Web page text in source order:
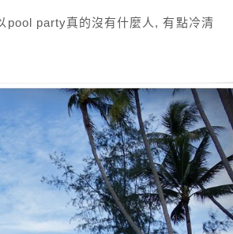
pool party真的沒有什麼人, 有點冷清